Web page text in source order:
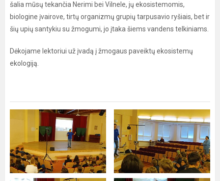
šalia mūsų tekančia Nerimi bei Vilnele, jų ekosistemomis,
biologine įvairove, tirtų organizmų grupių tarpusavio ryšiais, bet ir
šių upių santykiu su žmogumi, jo įtaka šiems vandens telkiniams.
Dėkojame lektoriui už įvadą į žmogaus paveiktų ekosistemų
ekologiją.